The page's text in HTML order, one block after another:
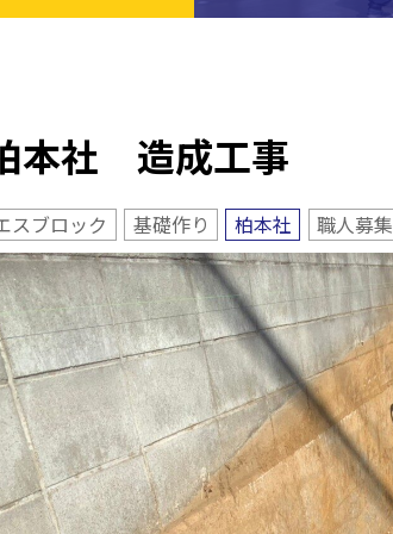
本社 造成工事
スブロック 基礎作り 柏本社 職人募集